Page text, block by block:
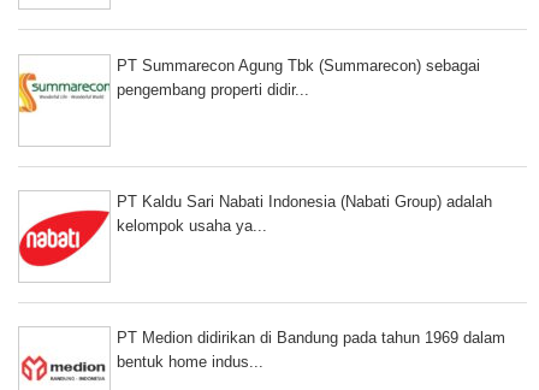
PT Summarecon Agung Tbk (Summarecon) sebagai
pengembang properti didir...
PT Kaldu Sari Nabati Indonesia (Nabati Group) adalah
kelompok usaha ya...
PT Medion didirikan di Bandung pada tahun 1969 dalam
bentuk home indus...